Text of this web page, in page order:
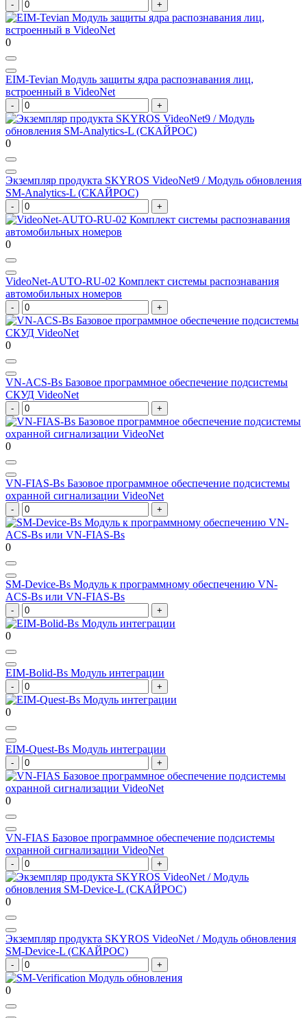
0
EIM-Tevian Модуль защиты ядра распознавания лиц,
встроенный в VideoNet
0
Экземпляр продукта SKYROS VideoNet9 / Модуль обновления
SM-Analytics-L (СКАЙРОС)
0
VideoNet-AUTO-RU-02 Комплект системы распознавания
автомобильных номеров
0
VN-ACS-Bs Базовое программное обеспечение подсистемы
СКУД VideoNet
0
VN-FIAS-Bs Базовое программное обеспечение подсистемы
охранной сигнализации VideoNet
0
SM-Device-Bs Модуль к программному обеспечению VN-
ACS-Bs или VN-FIAS-Bs
0
EIM-Bolid-Bs Модуль интеграции
0
EIM-Quest-Bs Модуль интеграции
0
VN-FIAS Базовое программное обеспечение подсистемы
охранной сигнализации VideoNet
0
Экземпляр продукта SKYROS VideoNet / Модуль обновления
SM-Device-L (СКАЙРОС)
0